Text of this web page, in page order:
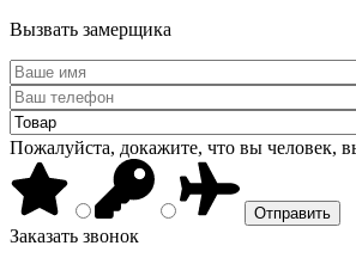
Вызвать замерщика
Пожалуйста, докажите, что вы человек,
Заказать звонок